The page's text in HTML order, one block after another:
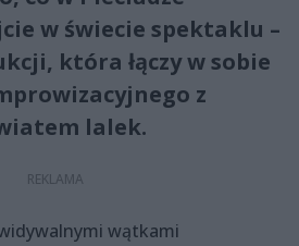
w świecie spektaklu –
która łączy w sobie
z
lalek.
wątkami